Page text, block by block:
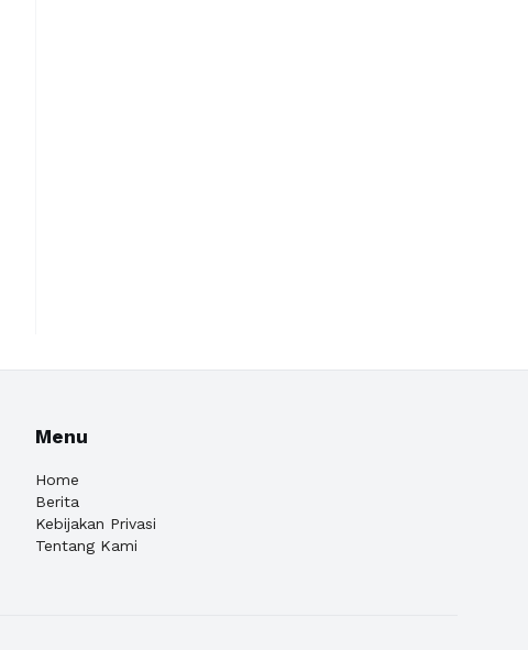
Menu
Home
Berita
Kebijakan Privasi
Tentang Kami